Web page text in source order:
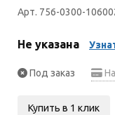
Арт. 756-0300-
Не указана
Под заказ
Купить в 1 клик